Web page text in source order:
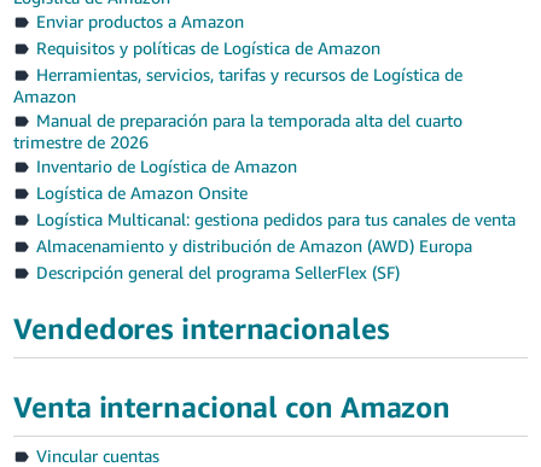
Enviar productos a Amazon
Requisitos y políticas de Logística de Amazon
Herramientas, servicios, tarifas y recursos de Logística de
Amazon
Manual de preparación para la temporada alta del cuarto
trimestre de 2026
Inventario de Logística de Amazon
Logística de Amazon Onsite
Logística Multicanal: gestiona pedidos para tus canales de venta
Almacenamiento y distribución de Amazon (AWD) Europa
Descripción general del programa SellerFlex (SF)
Vendedores internacionales
Venta internacional con Amazon
Vincular cuentas